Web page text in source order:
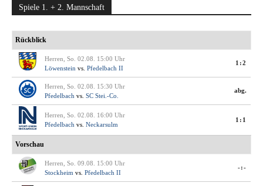
Spiele 1. + 2. Mannschaft
Rückblick
Herren, So. 02.08. 15:00 Uhr
Löwenstein vs. Pfedelbach II
1:2
Herren, So. 02.08. 15:30 Uhr
Pfedelbach vs. SC Stei.-Co.
abg.
Herren, So. 02.08. 16:00 Uhr
Pfedelbach vs. Neckarsulm
1:1
Vorschau
Herren, So. 09.08. 15:00 Uhr
Stockheim vs. Pfedelbach II
-:-